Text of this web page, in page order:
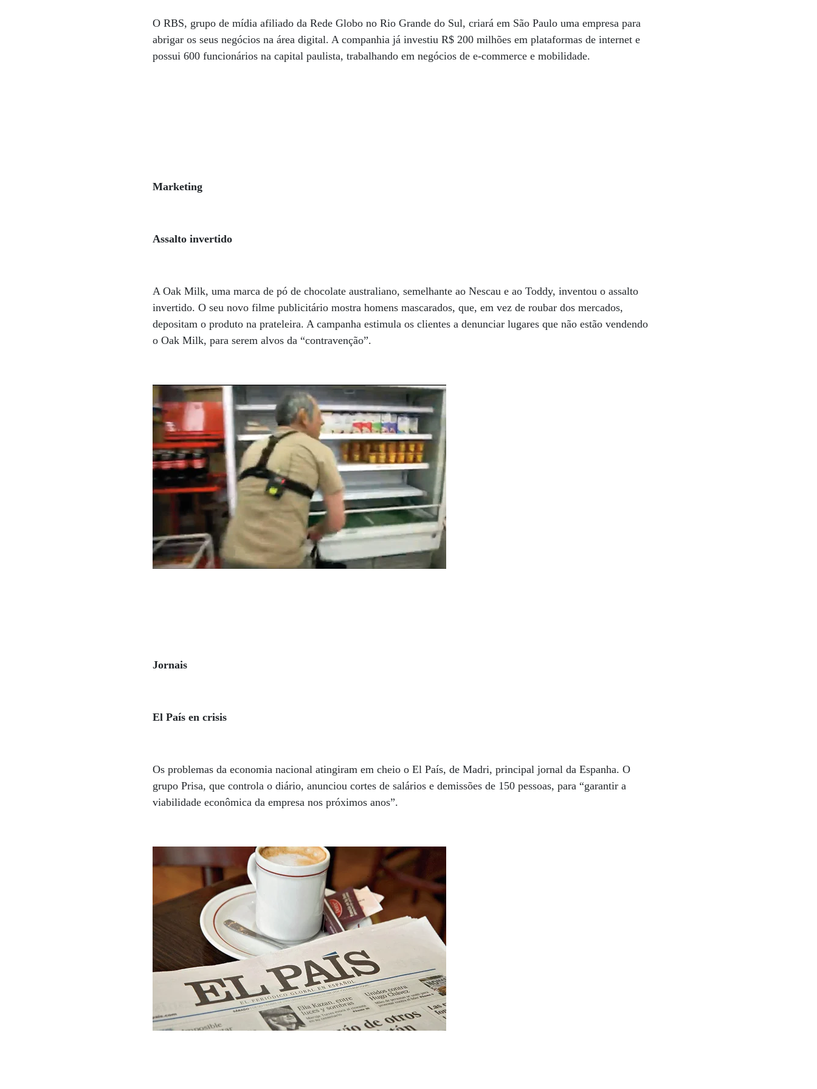
O RBS, grupo de mídia afiliado da Rede Globo no Rio Grande do Sul, criará em São Paulo uma empresa para
abrigar os seus negócios na área digital. A companhia já investiu R$ 200 milhões em plataformas de internet e
possui 600 funcionários na capital paulista, trabalhando em negócios de e-commerce e mobilidade.
Marketing
Assalto invertido
A Oak Milk, uma marca de pó de chocolate australiano, semelhante ao Nescau e ao Toddy, inventou o assalto
invertido. O seu novo filme publicitário mostra homens mascarados, que, em vez de roubar dos mercados,
depositam o produto na prateleira. A campanha estimula os clientes a denunciar lugares que não estão vendendo
o Oak Milk, para serem alvos da “contravenção”.
Jornais
El País en crisis
Os problemas da economia nacional atingiram em cheio o El País, de Madri, principal jornal da Espanha. O
grupo Prisa, que controla o diário, anunciou cortes de salários e demissões de 150 pessoas, para “garantir a
viabilidade econômica da empresa nos próximos anos”.